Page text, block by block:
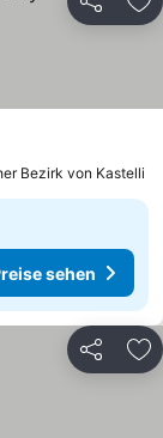
Teilen
Bezirk von Kastelli
sehen
Teilen